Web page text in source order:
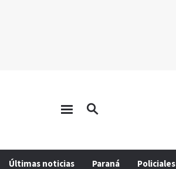
Últimas noticias Paraná Policiales